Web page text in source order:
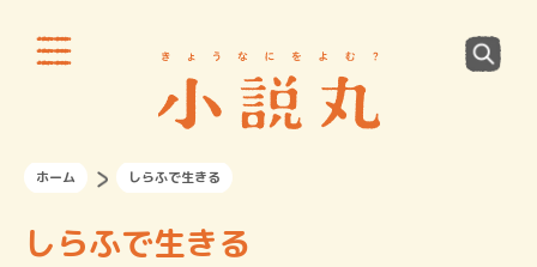
ホーム しらふで生きる
しらふで生きる